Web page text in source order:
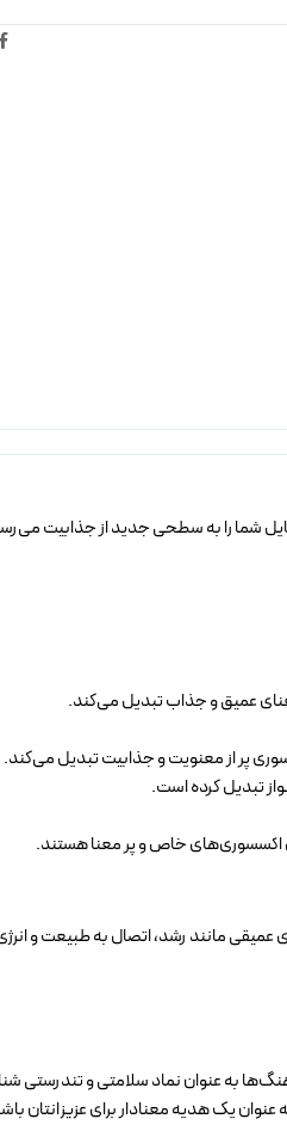
به فرد خود، استایل شما را به سطحی جدید از
عمیق و جذاب تبدیل می‌کند.
پر از معنویت و جذابیت تبدیل می‌کند.
تبدیل کرده است.
اکسسوری‌های خاص و پر معنا هستند.
مانند رشد، اتصال به طبیعت و
به عنوان نماد سلامتی و تندرستی
یک هدیه معنادار برای عزیزانتان